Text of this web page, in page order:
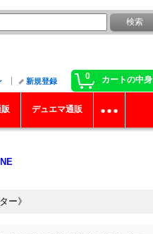
0 カートの中身
新規登録
販 デュエマ通販
ー》